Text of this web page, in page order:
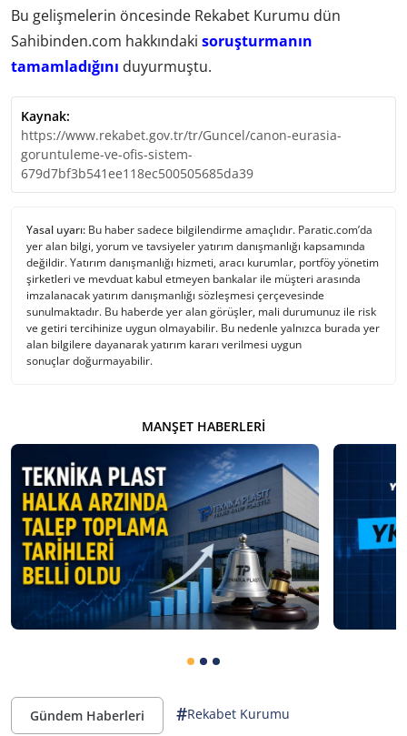
Bu gelişmelerin öncesinde Rekabet Kurumu dün
Sahibinden.com hakkındaki soruşturmanın
tamamladığını duyurmuştu.
Kaynak:
https://www.rekabet.gov.tr/tr/Guncel/canon-eurasia-
goruntuleme-ve-ofis-sistem-
679d7bf3b541ee118ec500505685da39
Yasal uyarı: Bu haber sadece bilgilendirme amaçlıdır. Paratic.com’da
yer alan bilgi, yorum ve tavsiyeler yatırım danışmanlığı kapsamında
değildir. Yatırım danışmanlığı hizmeti, aracı kurumlar, portföy yönetim
şirketleri ve mevduat kabul etmeyen bankalar ile müşteri arasında
imzalanacak yatırım danışmanlığı sözleşmesi çerçevesinde
sunulmaktadır. Bu haberde yer alan görüşler, mali durumunuz ile risk
ve getiri tercihinize uygun olmayabilir. Bu nedenle yalnızca burada yer
alan bilgilere dayanarak yatırım kararı verilmesi uygun
sonuçlar doğurmayabilir.
MANŞET HABERLERI
Gündem Haberleri #Rekabet Kurumu